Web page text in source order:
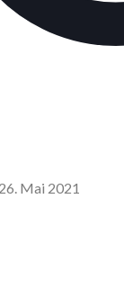
26. Mai 2021